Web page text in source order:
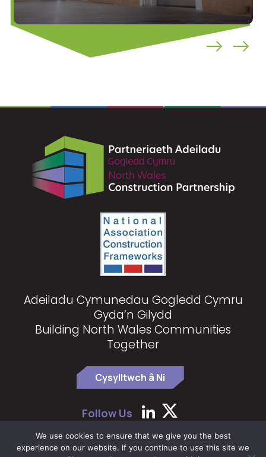
Adeiladu Cymunedau Gogledd Cymru
Gyda’n Gilydd
Building North Wales Communities
Together
Cysylltwch â Ni
Follow Us
We use cookies to ensure that we give you the best
experience on our website. If you continue to use this site we